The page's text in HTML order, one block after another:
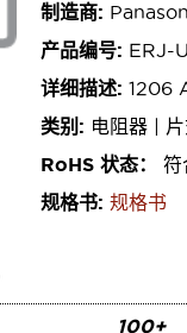
制造商:
产品编号: ERJ-
详细描述: 1206
类别: 电阻器 |
RoHS 状态：
符
规格书: 规格书
100+